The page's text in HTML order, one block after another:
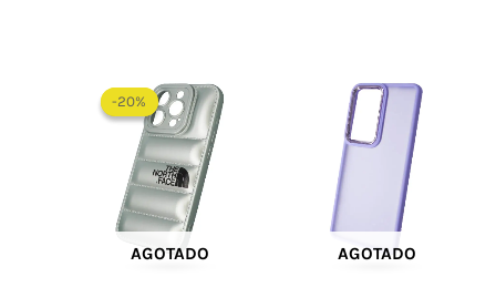
-20%
AGOTADO
-20%
precio
original
era:
$ 60.000.
AGOTADO